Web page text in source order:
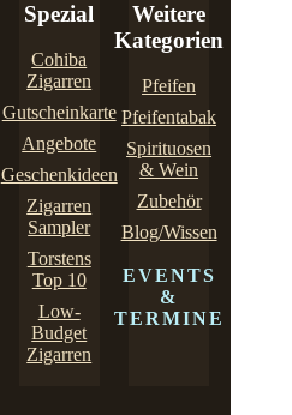
Spezial
Cohiba
Zigarren
Gutscheinkarte
Angebote
Geschenkideen
Zigarren
Sampler
Torstens
Top 10
Low-
Budget
Zigarren
Weitere
Kategorien
Pfeifen
Pfeifentabak
Spirituosen
& Wein
Zubehör
Blog/Wissen
EVENTS
&
TERMINE